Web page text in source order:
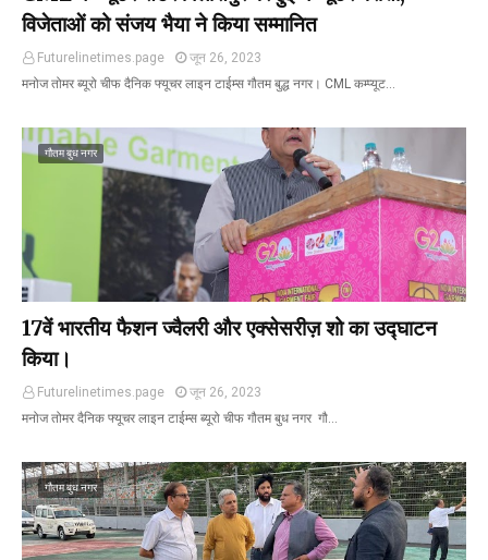
विजेताओं को संजय भैया ने किया सम्मानित
Futurelinetimes.page
जून 26, 2023
मनोज तोमर ब्यूरो चीफ दैनिक फ्यूचर लाइन टाईम्स गौतम बुद्ध नगर। CML कम्प्यूट…
गौतम बुध नगर
17वें भारतीय फैशन ज्वैलरी और एक्सेसरीज़ शो का उद्घाटन
किया।
Futurelinetimes.page
जून 26, 2023
मनोज तोमर दैनिक फ्यूचर लाइन टाईम्स ब्यूरो चीफ गौतम बुध नगर गौ…
गौतम बुध नगर